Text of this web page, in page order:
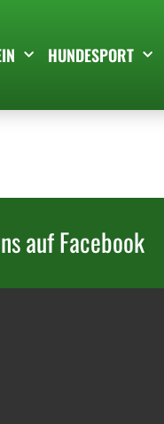
HUNDESPORT
auf Facebook